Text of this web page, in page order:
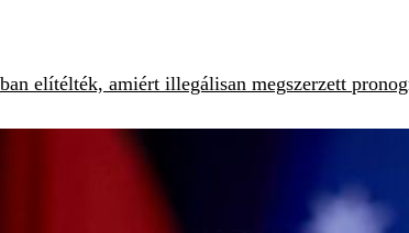
elítélték, amiért illegálisan megszerzett